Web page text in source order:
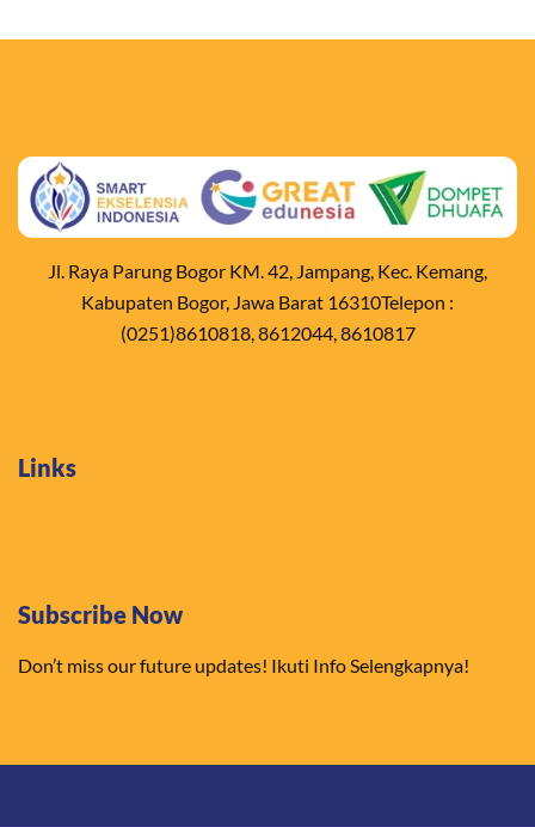
Jl. Raya Parung Bogor KM. 42, Jampang, Kec. Kemang,
Kabupaten Bogor, Jawa Barat 16310Telepon :
(0251)8610818, 8612044, 8610817
Links
Subscribe Now
Don’t miss our future updates! Ikuti Info Selengkapnya!